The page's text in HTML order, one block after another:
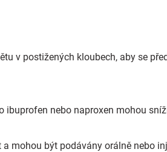
v postižených kloubech, aby se
ibuprofen nebo naproxen mohou
mohou být podávány orálně nebo